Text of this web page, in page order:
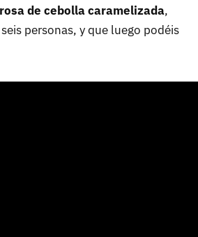
de cebolla caramelizada,
personas, y que luego podéis